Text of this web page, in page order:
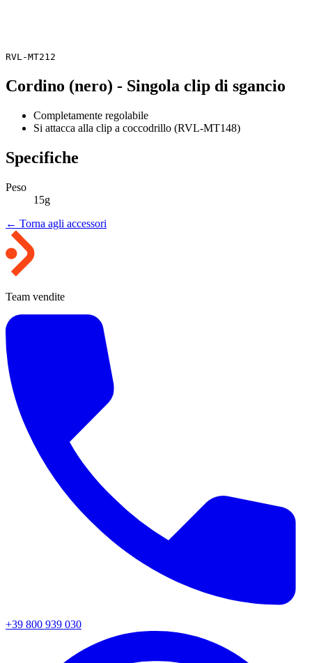
RVL-MT212
Cordino (nero) - Singola clip di sgancio
Completamente regolabile
Si attacca alla clip a coccodrillo (RVL-MT148)
Specifiche
Peso
15g
← Torna agli accessori
Team vendite
+39 800 939 030